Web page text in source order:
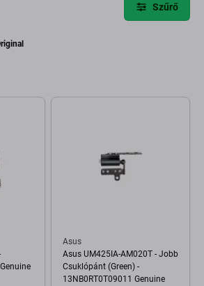
Szűrő
Asus
Asus UM425IA-AM020T - Jobb
Csuklópánt (Green) -
13NB0RT0T09011 Genuine